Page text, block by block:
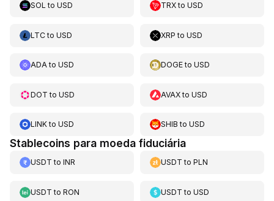
SOL to USD TRXtoUSD
LTCto USD XRP toUSD
ADAto USD DOGEtoUSD
DOT to USD AVAXtoUSD
LINKto USD SHIB toUSD
Stablecoins para moeda fiduciária
USDT to INR USDT toPLN
USDT to RON USDT toUSD